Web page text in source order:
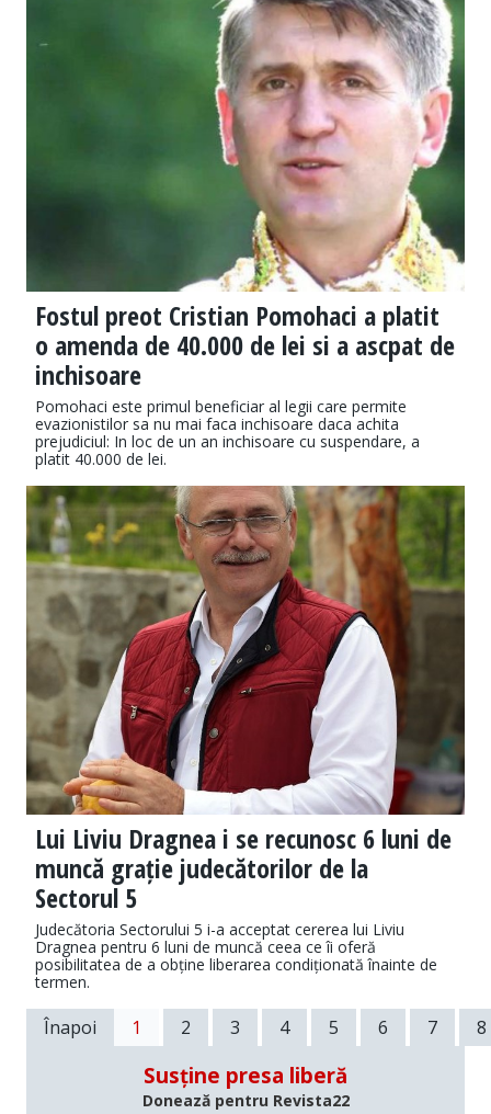
Fostul preot Cristian Pomohaci a platit
o amenda de 40.000 de lei si a ascpat de
inchisoare
Pomohaci este primul beneficiar al legii care permite
evazionistilor sa nu mai faca inchisoare daca achita
prejudiciul: In loc de un an inchisoare cu suspendare, a
platit 40.000 de lei.
Lui Liviu Dragnea i se recunosc 6 luni de
muncă grație judecătorilor de la
Sectorul 5
Judecătoria Sectorului 5 i-a acceptat cererea lui Liviu
Dragnea pentru 6 luni de muncă ceea ce îi oferă
posibilitatea de a obține liberarea condiționată înainte de
termen.
Înapoi 1 2 3 4 5 6 7 8
Susține presa liberă
Donează pentru Revista22